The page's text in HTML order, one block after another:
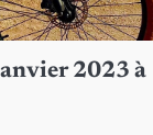
2023 à